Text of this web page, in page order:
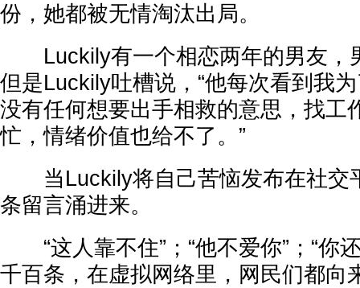
份，她都被无情淘汰出局。
Luckily有一个相恋两年的男友，
但是Luckily吐槽说，“他每次看到我
没有任何想要出手相救的意思，找工
忙，情绪价值也给不了。”
当Luckily将自己苦恼发布在社交
条留言涌进来。
“这人靠不住”；“他不爱你”；“你
千百条，在虚拟网络里，网民们都向